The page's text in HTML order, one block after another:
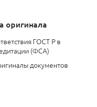
оригинала
ГОСТ Р в
(ФСА)
документов